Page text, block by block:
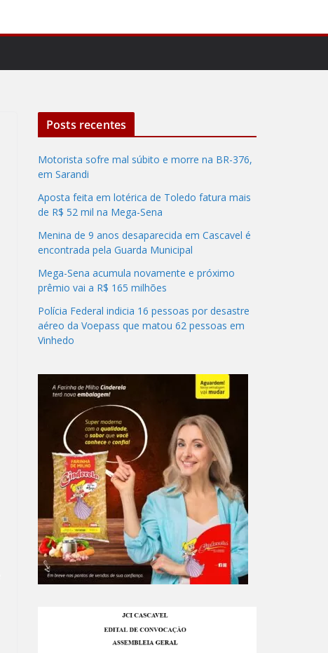
Posts recentes
Motorista sofre mal súbito e morre na BR-376,
em Sarandi
Aposta feita em lotérica de Toledo fatura mais
de R$ 52 mil na Mega-Sena
Menina de 9 anos desaparecida em Cascavel é
encontrada pela Guarda Municipal
Mega-Sena acumula novamente e próximo
prêmio vai a R$ 165 milhões
Polícia Federal indicia 16 pessoas por desastre
aéreo da Voepass que matou 62 pessoas em
Vinhedo